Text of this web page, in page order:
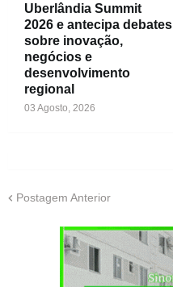
Uberlândia Summit
2026 e antecipa debates
sobre inovação,
negócios e
desenvolvimento
regional
03 Agosto, 2026
Postagem Anterior